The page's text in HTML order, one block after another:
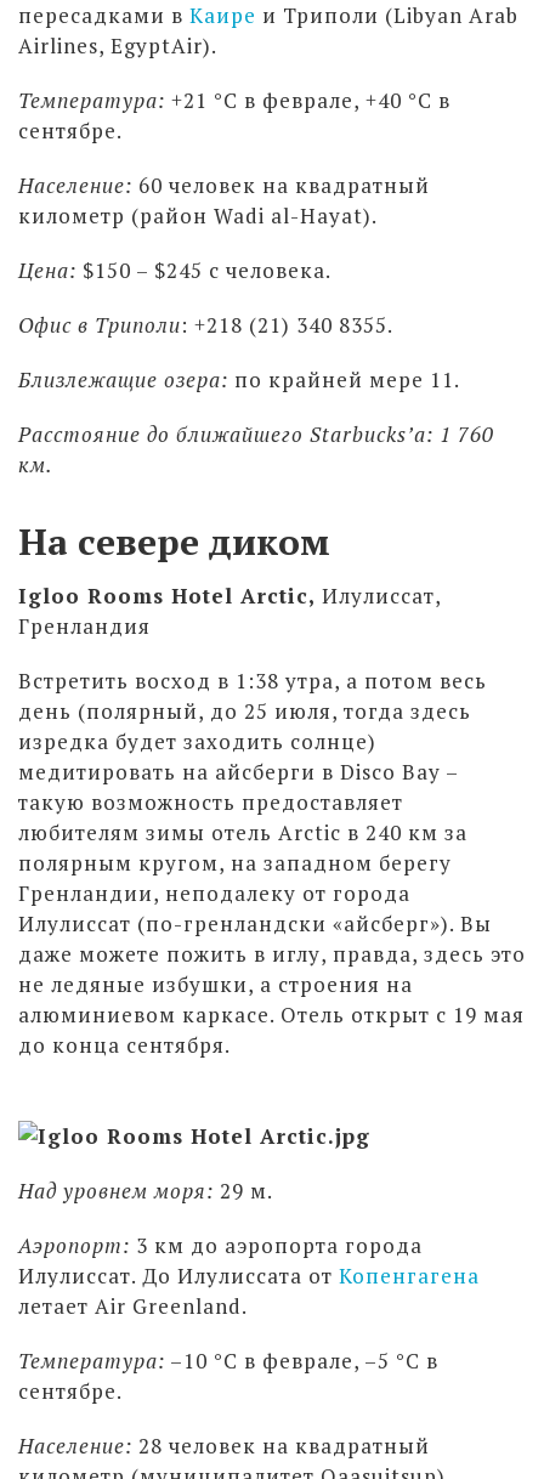
пересадками в Каире и Триполи (Libyan Arab
Airlines, EgyptAir).
Температура: +21 °С в феврале, +40 °С в
сентябре.
Население: 60 человек на квадратный
километр (район Wadi al-Hayat).
Цена: $150 – $245 с человека.
Офис в Триполи: +218 (21) 340 8355.
Близлежащие озера: по крайней мере 11.
Расстояние до ближайшего Starbucks’а: 1 760
км.
На севере диком
Igloo Rooms Hotel Arctic, Илулиссат,
Гренландия
Встретить восход в 1:38 утра, а потом весь
день (полярный, до 25 июля, тогда здесь
изредка будет заходить солнце)
медитировать на айсберги в Disco Bay –
такую возможность предоставляет
любителям зимы отель Arctic в 240 км за
полярным кругом, на западном берегу
Гренландии, неподалеку от города
Илулиссат (по-гренландски «айсберг»). Вы
даже можете пожить в иглу, правда, здесь это
не ледяные избушки, а строения на
алюминиевом каркасе. Отель открыт с 19 мая
до конца сентября.
Над уровнем моря: 29 м.
Аэропорт: 3 км до аэропорта города
Илулиссат. До Илулиссата от Копенгагена
летает Air Greenland.
Температура: –10 °С в феврале, –5 °С в
сентябре.
Население: 28 человек на квадратный